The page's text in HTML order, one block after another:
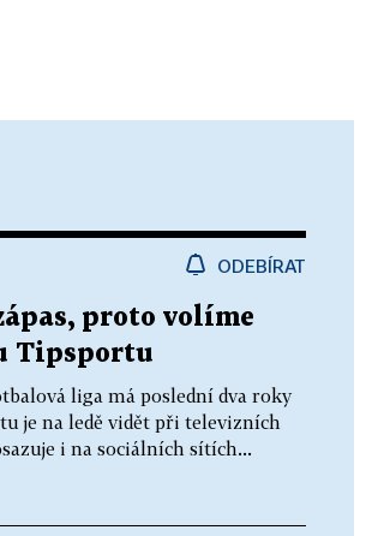
ODEBÍRAT
proto volíme
Tipsportu
liga má poslední dva roky
je na ledě vidět při televizních
i na sociálních sítích...